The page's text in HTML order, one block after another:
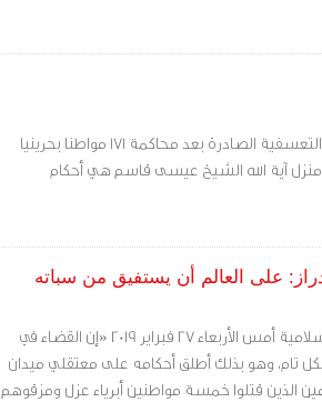
قال منتدى البحرين لحقوق الإنسان إنَّ الأحكام التعسفية الصادرة بعد محاكمة 171 مواطنا بحرينيا
آية الله الشيخ عيسى قاسم هي أحكام
على العالم أن يستفيق من سباته
مرآة البحرين: قالت جمعية الوفاق الوطني الاسلامية أمس الأربعاء 27 فبراير 2019 «إن القضاء في
تام، وهو بذلك أطلق أحكامه على معتقلي ميدان
الذين قتلوا خمسة مواطنين أبرياء عزل ومزقوهم